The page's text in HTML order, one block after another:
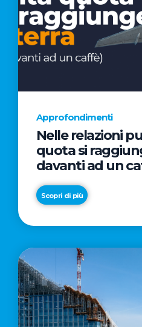
Approfondimenti
Nelle relazioni
quota si
davanti ad un
Scopri di più